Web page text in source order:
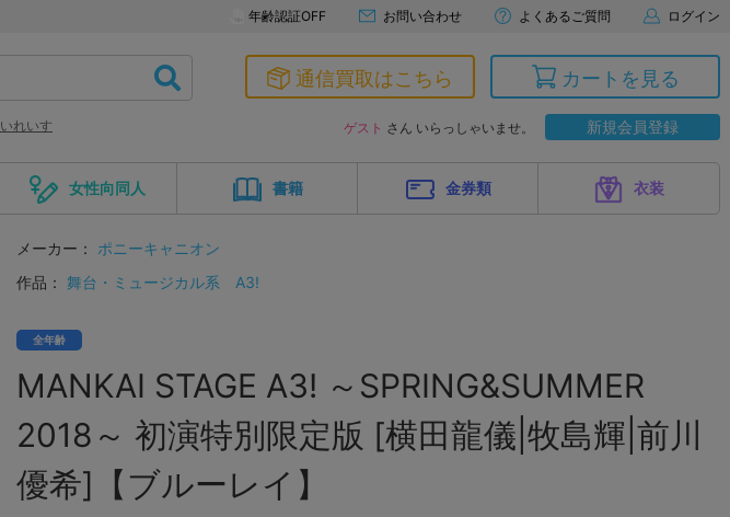
年齢認証OFF お問い合わせ よくあるご質問 ログイン
いれいす
通信買取はこちら カートを見る
ゲスト さん いらっしゃいませ。 新規会員登録
女性向同人 書籍 金券類 衣装
メーカー：
ポニーキャニオン
作品： 舞台・ミュージカル系 A3!
全年齢
MANKAI STAGE A3! ～SPRING&SUMMER
2018～ 初演特別限定版 [横田龍儀|牧島輝|前川
優希]【ブルーレイ】